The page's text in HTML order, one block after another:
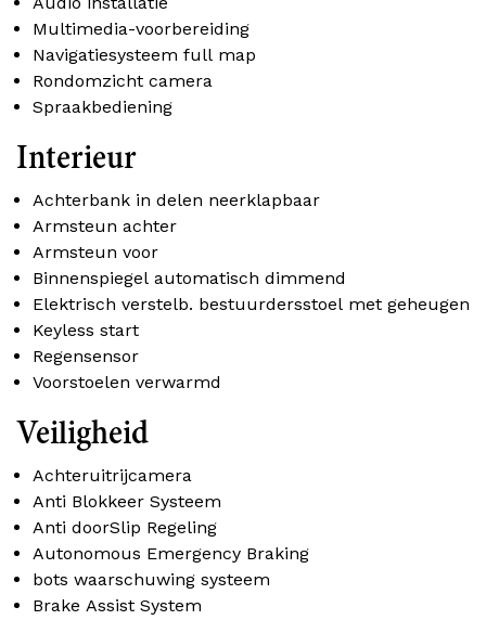
Multimedia-voorbereiding
Navigatiesysteem full map
Rondomzicht camera
Spraakbediening
Interieur
Achterbank in delen neerklapbaar
Armsteun achter
Armsteun voor
Binnenspiegel automatisch dimmend
Elektrisch verstelb. bestuurdersstoel met geheugen
Keyless start
Regensensor
Voorstoelen verwarmd
Veiligheid
Achteruitrijcamera
Anti Blokkeer Systeem
Anti doorSlip Regeling
Autonomous Emergency Braking
bots waarschuwing systeem
Brake Assist System